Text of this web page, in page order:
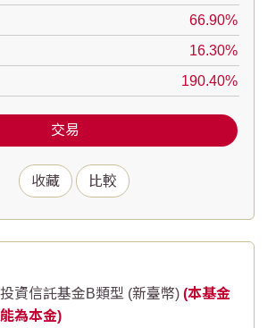
收藏 比較
66.90
16.30
190.40
交易
資信託基金B類型 (新臺幣) (本基金
為本金)